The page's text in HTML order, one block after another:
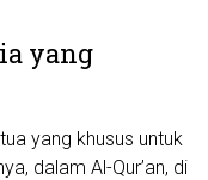
yang
yang khusus untuk
dalam Al-Qur’an, di